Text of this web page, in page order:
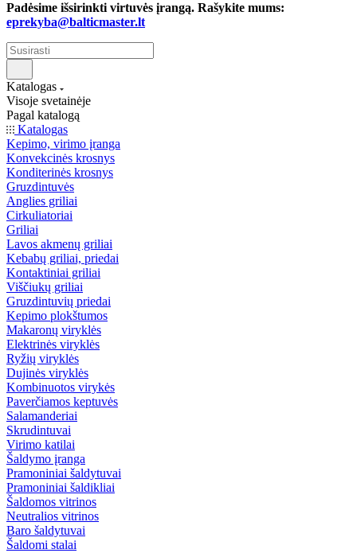
Padėsime išsirinkti virtuvės įrangą. Rašykite mums:
eprekyba@balticmaster.lt
Katalogas
Visoje svetainėje
Pagal katalogą
Katalogas
Kepimo, virimo įranga
Konvekcinės krosnys
Konditerinės krosnys
Gruzdintuvės
Anglies griliai
Cirkuliatoriai
Griliai
Lavos akmenų griliai
Kebabų griliai, priedai
Kontaktiniai griliai
Viščiukų griliai
Gruzdintuvių priedai
Kepimo plokštumos
Makaronų viryklės
Elektrinės viryklės
Ryžių viryklės
Dujinės viryklės
Kombinuotos virykės
Paverčiamos keptuvės
Salamanderiai
Skrudintuvai
Virimo katilai
Šaldymo įranga
Pramoniniai šaldytuvai
Pramoniniai šaldikliai
Šaldomos vitrinos
Neutralios vitrinos
Baro šaldytuvai
Šaldomi stalai